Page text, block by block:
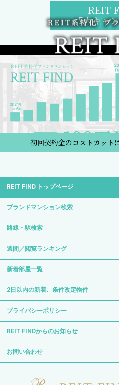
REIT
5大キャ
初回契約金のコストカット
REIT FIND トップページ
ブランドマンション検索
路線・駅検索
週間／閲覧ランキング
新着部屋一覧
2日以内の新着、条件改定物件
プライバシーポリシー
REIT FINDからのお知らせ
お問い合わせ